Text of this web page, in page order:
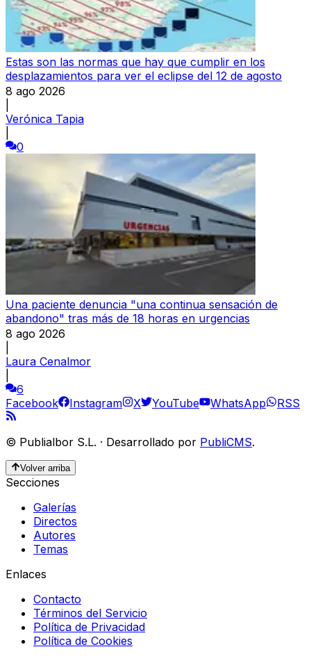
Estas son las normas que hay que cumplir en los
desplazamientos para ver el eclipse del 12 de agosto
8 ago 2026
Verónica Tapia
0
Una paciente denuncia "una continua sensación de
abandono" tras más de 18 horas en urgencias
8 ago 2026
Laura Cenalmor
6
Facebook
Instagram X YouTube WhatsApp RSS
© Publialbor S.L. · Desarrollado por PubliCMS.
Volver arriba
Secciones
Galerías
Directos
Autores
Temas
Enlaces
Contacto
Términos del Servicio
Política de Privacidad
Política de Cookies